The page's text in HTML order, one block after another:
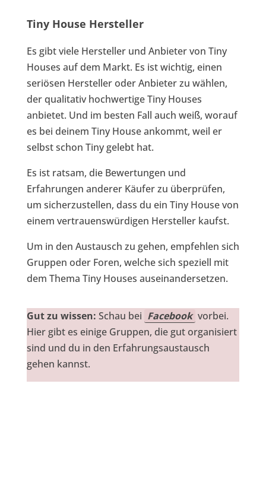
Tiny House Hersteller
Es gibt viele Hersteller und Anbieter von Tiny
Houses auf dem Markt. Es ist wichtig, einen
seriösen Hersteller oder Anbieter zu wählen,
der qualitativ hochwertige Tiny Houses
anbietet. Und im besten Fall auch weiß, worauf
es bei deinem Tiny House ankommt, weil er
selbst schon Tiny gelebt hat.
Es ist ratsam, die Bewertungen und
Erfahrungen anderer Käufer zu überprüfen,
um sicherzustellen, dass du ein Tiny House von
einem vertrauenswürdigen Hersteller kaufst.
Um in den Austausch zu gehen, empfehlen sich
Gruppen oder Foren, welche sich speziell mit
dem Thema Tiny Houses auseinandersetzen.
Gut zu wissen: Schau bei Facebook vorbei.
Hier gibt es einige Gruppen, die gut organisiert
sind und du in den Erfahrungsaustausch
gehen kannst.